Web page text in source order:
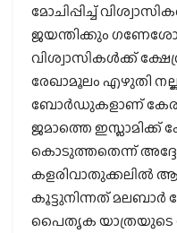
മോചിപ്പിച്ച്
ജയന്തിക്കും
വിശ്വാസികള്‍ക്ക്
രേഖാമൂലം എഴുതി
ബോര്‍ഡുകളാണ്
ജമാത്തെ ഇസ്ലാമിക്ക്
കൊടുത്തതെന്ന്
കളരിവാതുക്കലില്‍
കൂട്ടുനിന്നത്
പൈതൃക യാത്രയുടെ